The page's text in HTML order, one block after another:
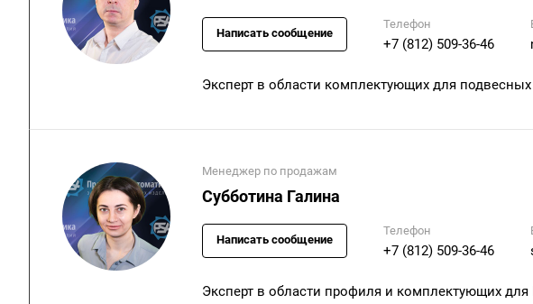
Написать сообщение
Телефон
+7 (812) 509-36-46
Эксперт в области комплектующих для
Менеджер по продажам
Субботина Галина
Написать сообщение
Телефон
+7 (812) 509-36-46
Эксперт в области профиля и комплектующих